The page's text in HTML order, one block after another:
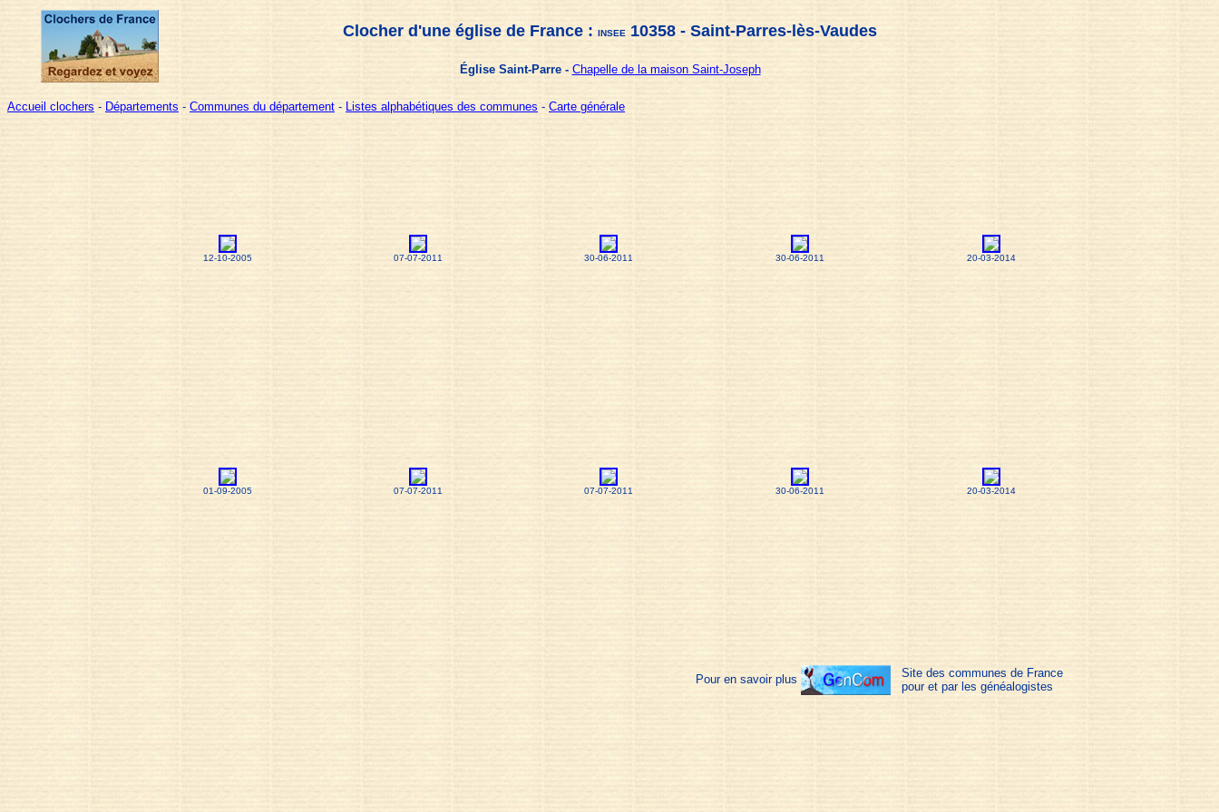
Clocher d'une église de France : INSEE 10358 - Saint-Parres-lès-Vaudes
Église Saint-Parre - Chapelle de la maison Saint-Joseph
Accueil clochers - Départements - Communes du département - Listes alphabétiques des communes - Carte générale
12-10-2005 07-07-2011 30-06-2011 30-06-2011 20-03-2014
01-09-2005 07-07-2011 07-07-2011 30-06-2011 20-03-2014
Pour en savoir plus
Site des communes de France
pour et par les généalogistes